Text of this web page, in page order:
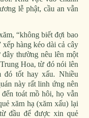
lễ phật, cầu an vẫn
“không biết đợi bao
hàng kéo dài cả cây
thường nêu lên một
Hoa, từ đó nói lên
đó tốt hay xấu. Nhiều
này rất linh ứng nên
toát mồ hôi, họ vẫn
xăm hạ (xăm xấu) lại
đầu để được xin quẻ